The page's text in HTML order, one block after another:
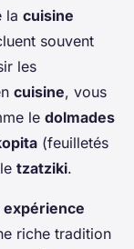
la cuisine
souvent
les
cuisine, vous
le dolmades
(feuilletés
tzatziki.
expérience
riche tradition